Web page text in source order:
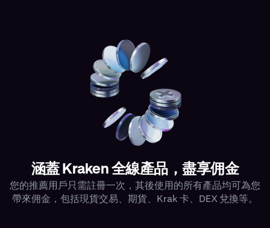
涵蓋 Kraken 全線產品，盡享佣金
您的推薦用戶只需註冊一次，其後使用的所有產品均可為您
帶來佣金，包括現貨交易、期貨、Krak 卡、DEX 兌換等。